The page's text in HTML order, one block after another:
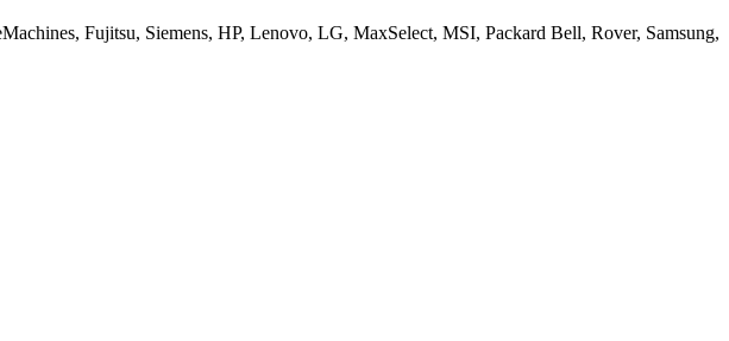
Fujitsu, Siemens, HP, Lenovo, LG, MaxSelect, MSI, Packard Bell, Rover, Samsung,